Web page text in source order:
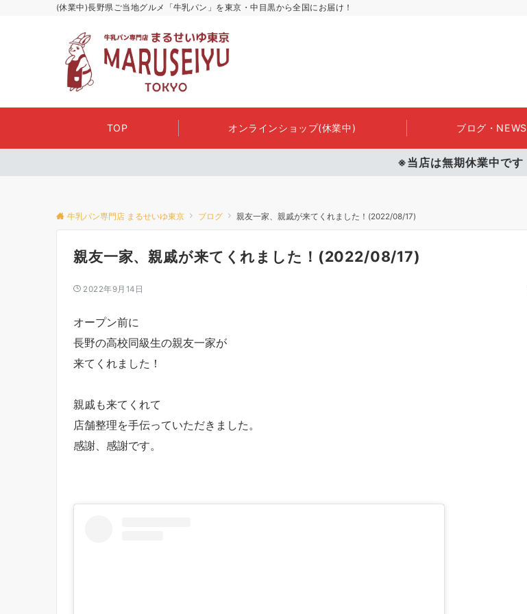
(休業中)長野県ご当地グルメ「牛乳パン」を東京・中目黒から全国にお届け！
TOP オンラインショップ(休業中) ブログ・NEWS
※当店は無期休業中です
牛乳パン専門店 まるせいゆ東京 ブログ 親友一家、親戚が来てくれました！(2022/08/17)
親友一家、親戚が来てくれました！(2022/08/17)
2022年9月14日
オープン前に
長野の高校同級生の親友一家が
来てくれました！
親戚も来てくれて
店舗整理を手伝っていただきました。
感謝、感謝です。